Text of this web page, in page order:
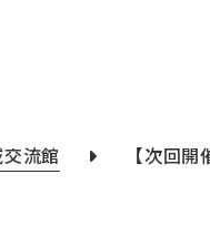
流館 【次回